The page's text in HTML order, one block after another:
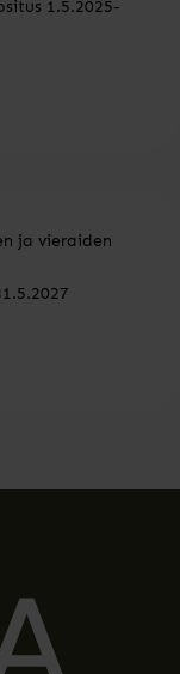
1.5.2025-
ja vieraiden